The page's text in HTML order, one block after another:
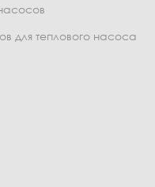
для теплового насоса